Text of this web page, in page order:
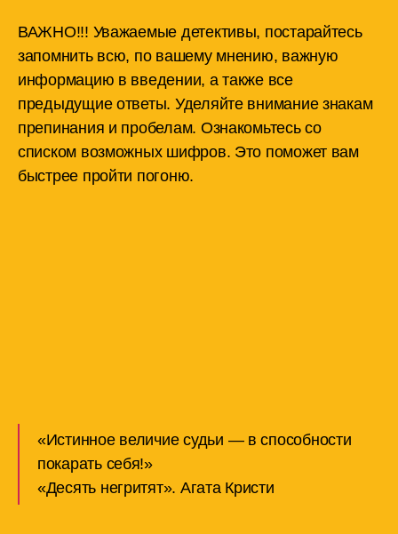
ВАЖНО!!! Уважаемые детективы, постарайтесь
запомнить всю, по вашему мнению, важную
информацию в введении, а также все
предыдущие ответы. Уделяйте внимание знакам
препинания и пробелам. Ознакомьтесь со
списком возможных шифров. Это поможет вам
быстрее пройти погоню.
«Истинное величие судьи — в способности
покарать себя!»
«Десять негритят». Агата Кристи